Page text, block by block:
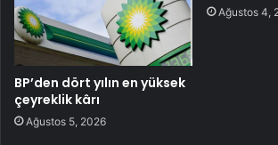
BP’den dört yılın en yüksek
çeyreklik kârı
Ağustos 5, 2026
Ağustos 4,